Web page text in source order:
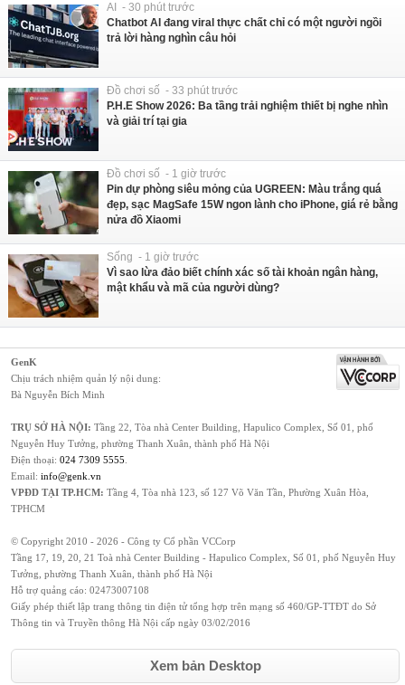
AI - 30 phút trước
Chatbot AI đang viral thực chất chỉ có một người ngồi
trả lời hàng nghìn câu hỏi
Đồ chơi số - 33 phút trước
P.H.E Show 2026: Ba tầng trải nghiệm thiết bị nghe nhìn
và giải trí tại gia
Đồ chơi số - 1 giờ trước
Pin dự phòng siêu mỏng của UGREEN: Màu trắng quá
đẹp, sạc MagSafe 15W ngon lành cho iPhone, giá rẻ bằng
nửa đồ Xiaomi
Sống - 1 giờ trước
Vì sao lừa đảo biết chính xác số tài khoản ngân hàng,
mật khẩu và mã của người dùng?
GenK
Chịu trách nhiệm quản lý nội dung:
Bà Nguyễn Bích Minh
TRỤ SỞ HÀ NỘI: Tầng 22, Tòa nhà Center Building, Hapulico Complex, Số 01, phố
Nguyễn Huy Tưởng, phường Thanh Xuân, thành phố Hà Nội
Điện thoại: 024 7309 5555.
Email: info@genk.vn
VPĐD TẠI TP.HCM: Tầng 4, Tòa nhà 123, số 127 Võ Văn Tần, Phường Xuân Hòa,
TPHCM
© Copyright 2010 - 2026 - Công ty Cổ phần VCCorp
Tầng 17, 19, 20, 21 Toà nhà Center Building - Hapulico Complex, Số 01, phố Nguyễn Huy
Tưởng, phường Thanh Xuân, thành phố Hà Nội
Hỗ trợ quảng cáo: 02473007108
Giấy phép thiết lập trang thông tin điện tử tổng hợp trên mạng số 460/GP-TTĐT do Sở
Thông tin và Truyền thông Hà Nội cấp ngày 03/02/2016
Xem bản Desktop